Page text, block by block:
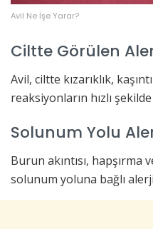
Avil Ne İşe Yarar?
Ciltte Görülen
Avil, ciltte kızarıklık,
reaksiyonların hızlı
Solunum Yolu
Burun akıntısı, hapşırma
solunum yoluna bağlı